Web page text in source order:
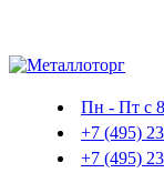
Пн - Пт с
+7 (495)
+7 (495)